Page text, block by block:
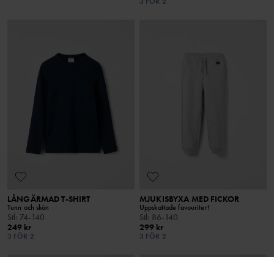
LÅNGÄRMAD T-SHIRT
Tunn och skön
Stl: 74-140
249 kr
3 FÖR 2
MJUKISBYXA MED FICKOR
Uppskattade favouriter!
Stl: 86-140
299 kr
3 FÖR 2